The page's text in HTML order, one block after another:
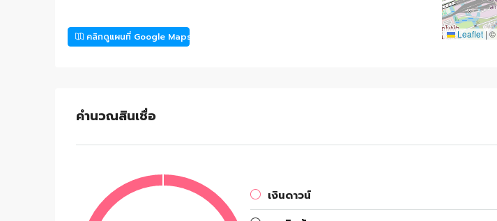
คลิกดูแผนที่ Google Maps Leaflet | ©
คำนวณสินเชื่อ
เงินดาวน์